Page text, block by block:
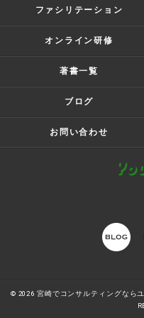
ファシリテーション
オンライン研修
著書一覧
ブログ
お問い合わせ
© 2026 宮崎でコンサルティングなら